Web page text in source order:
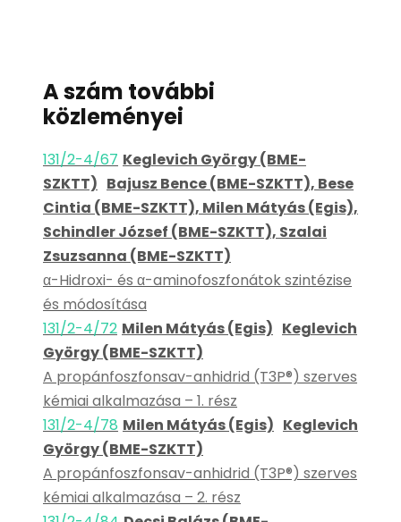
A szám további
közleményei
131/2-4/67 Keglevich György (BME-
SZKTT) Bajusz Bence (BME-SZKTT), Bese
Cintia (BME-SZKTT), Milen Mátyás (Egis),
Schindler József (BME-SZKTT), Szalai
Zsuzsanna (BME-SZKTT)
α-Hidroxi- és α-aminofoszfonátok szintézise
és módosítása
131/2-4/72 Milen Mátyás (Egis) Keglevich
György (BME-SZKTT)
A propánfoszfonsav-anhidrid (T3P®) szerves
kémiai alkalmazása – 1. rész
131/2-4/78 Milen Mátyás (Egis) Keglevich
György (BME-SZKTT)
A propánfoszfonsav-anhidrid (T3P®) szerves
kémiai alkalmazása – 2. rész